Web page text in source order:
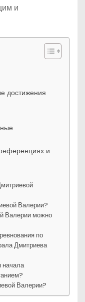
и
достижения
и
Валерии?
Валерии можно
по
Дмитриева
начала
Валерии?